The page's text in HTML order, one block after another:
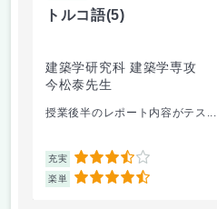
トルコ語(5)
建築学研究科 建築学専攻
今松泰先生
授業後半のレポート内容がテス...
充実 3.5
楽単 4.5